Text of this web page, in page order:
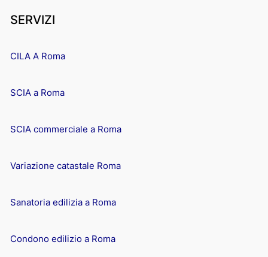
SERVIZI
CILA A Roma
SCIA a Roma
SCIA commerciale a Roma
Variazione catastale Roma
Sanatoria edilizia a Roma
Condono edilizio a Roma